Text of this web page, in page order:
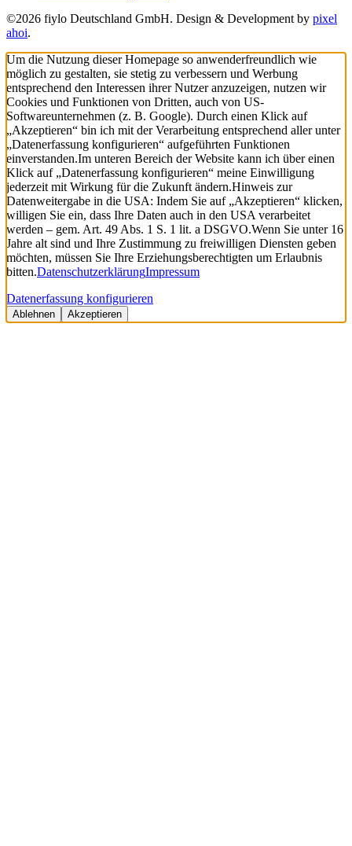
©2026 fiylo Deutschland GmbH. Design & Development by pixel
ahoi.
Um die Nutzung dieser Homepage so anwenderfreundlich wie
möglich zu gestalten, sie stetig zu verbessern und Werbung
entsprechend den Interessen ihrer Nutzer anzuzeigen, nutzen wir
Cookies und Funktionen von Dritten, auch von US-
Softwareunternehmen (z. B. Google). Durch einen Klick auf
„Akzeptieren“ bin ich mit der Verarbeitung entsprechend aller unter
„Datenerfassung konfigurieren“ aufgeführten Funktionen
einverstanden.Im unteren Bereich der Website kann ich über einen
Klick auf „Datenerfassung konfigurieren“ meine Einwilligung
jederzeit mit Wirkung für die Zukunft ändern.Hinweis zur
Datenweitergabe in die USA: Indem Sie auf „Akzeptieren“ klicken,
willigen Sie ein, dass Ihre Daten auch in den USA verarbeitet
werden – gem. Art. 49 Abs. 1 S. 1 lit. a DSGVO.Wenn Sie unter 16
Jahre alt sind und Ihre Zustimmung zu freiwilligen Diensten geben
möchten, müssen Sie Ihre Erziehungsberechtigten um Erlaubnis
bitten.DatenschutzerklärungImpressum
Datenerfassung konfigurieren
Ablehnen Akzeptieren